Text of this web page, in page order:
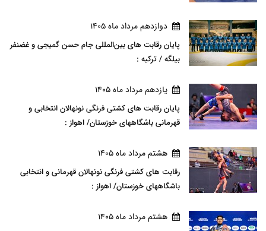
دوازدهم مرداد ماه 1405
پایان رقابت های بین‌المللی جام حسن گمیجی و غضنفر
بیلگه / ترکیه :
يازدهم مرداد ماه 1405
پایان رقابت های کشتی فرنگی نونهالان انتخابی و
قهرمانی باشگاههای خوزستان/ اهواز :
هشتم مرداد ماه 1405
رقابت های کشتی فرنگی نونهالان قهرمانی و انتخابی
باشگاههای خوزستان/ اهواز :
هشتم مرداد ماه 1405